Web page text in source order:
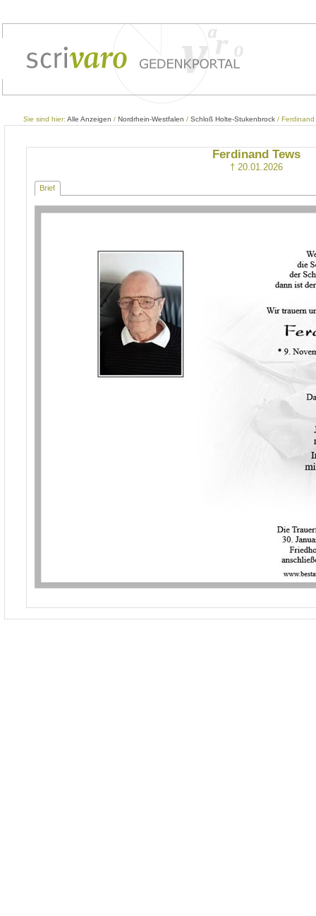
Sie sind hier: Alle Anzeigen / Nordrhein-Westfalen / Schloß Holte-Stukenbrock / Ferdinand
Ferdinand Tews
† 20.01.2026
Brief